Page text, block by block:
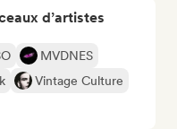
d’artistes
MVDNES
Vintage Culture